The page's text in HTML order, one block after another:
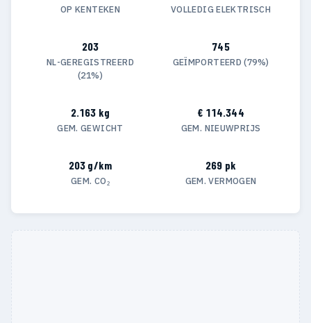
OP KENTEKEN VOLLEDIG ELEKTRISCH
203
NL-GEREGISTREERD
(21%)
745
GEÏMPORTEERD (79%)
2.163 kg
GEM. GEWICHT
€ 114.344
GEM. NIEUWPRIJS
203 g/km
GEM. CO₂
269 pk
GEM. VERMOGEN